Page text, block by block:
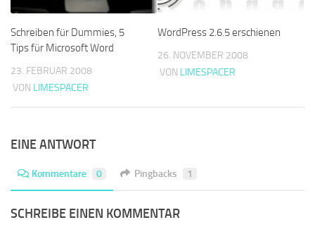
Schreiben für Dummies, 5
Tips für Microsoft Word
23. FEBRUAR 2008
VON LIMESPACER
WordPress 2.6.5 erschienen
26. NOVEMBER 2008
VON LIMESPACER
EINE ANTWORT
Kommentare 0 Pingbacks 1
SCHREIBE EINEN KOMMENTAR